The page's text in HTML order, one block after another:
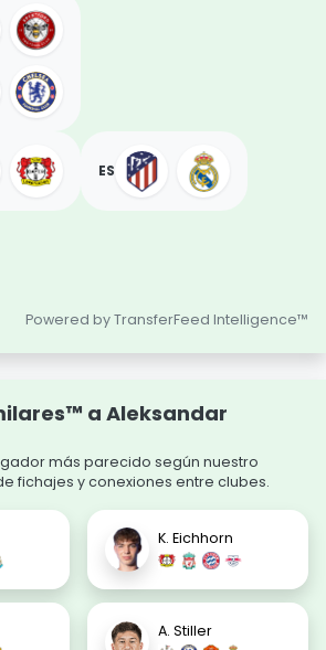
ES
Powered by TransferFeed Intelligence™
a Aleksandar
más parecido según nuestro
fichajes y conexiones entre clubes.
K. Eichhorn
A. Stiller